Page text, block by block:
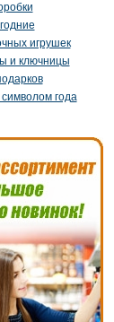
игрушек
и ключницы
года